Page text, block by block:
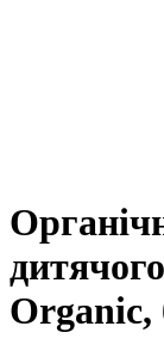
Organic,